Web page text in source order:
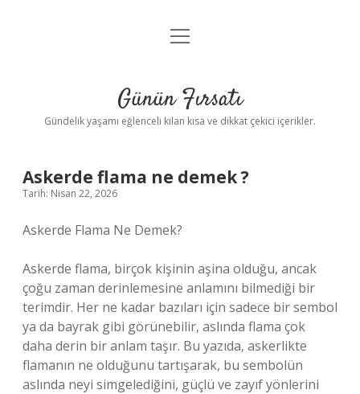
Anasayfa
Yasal Uyarı
menüyü
Günün Fırsatı
Gündelik yaşamı eğlenceli kılan kısa ve dikkat çekici içerikler.
Askerde flama ne demek ?
Tarih: Nisan 22, 2026
Askerde Flama Ne Demek?
Askerde flama, birçok kişinin aşina olduğu, ancak
çoğu zaman derinlemesine anlamını bilmediği bir
terimdir. Her ne kadar bazıları için sadece bir sembol
ya da bayrak gibi görünebilir, aslında flama çok
daha derin bir anlam taşır. Bu yazıda, askerlikte
flamanın ne olduğunu tartışarak, bu sembolün
aslında neyi simgelediğini, güçlü ve zayıf yönlerini